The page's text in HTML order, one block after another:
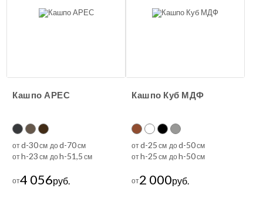
Кашпо АРЕС
отd-30см доd-70см
отh-23 см доh-51,5 см
от4 056руб.
Кашпо Куб МДФ
отd-25 см доd-50см
отh-25 см доh-50см
от2 000руб.